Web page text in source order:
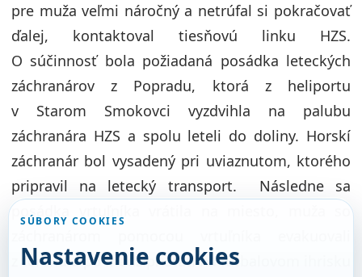
pre muža veľmi náročný a netrúfal si pokračovať
ďalej, kontaktoval tiesňovú linku HZS.
O súčinnosť bola požiadaná posádka leteckých
záchranárov z Popradu, ktorá z heliportu
v Starom Smokovci vyzdvihla na palubu
záchranára HZS a spolu leteli do doliny. Horskí
záchranár bol vysadený pri uviaznutom, ktorého
pripravil na letecký transport. Následne sa
posádka vrtuľníka vrátila na miesto, muža so
z terénu a po medzipristátí na futbalovom ihrisku
SÚBORY COOKIES
Nastavenie cookies